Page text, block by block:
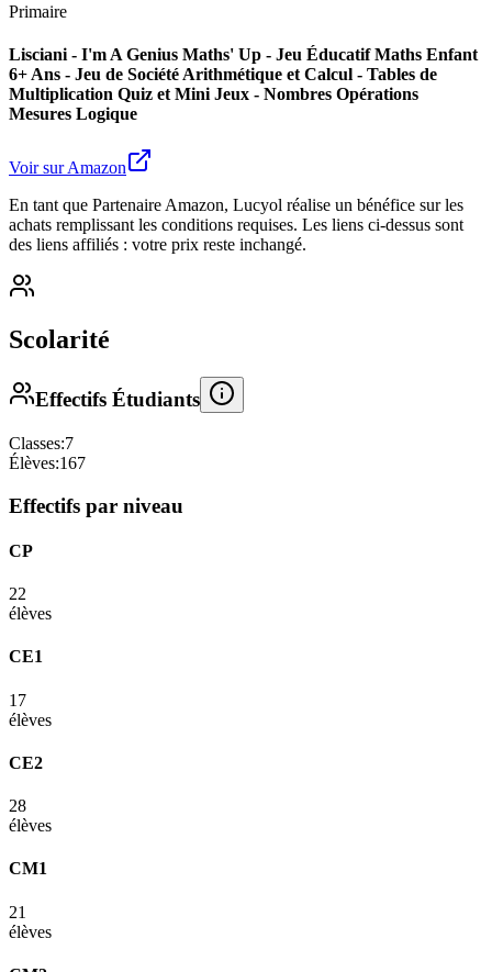
Primaire
Lisciani - I'm A Genius Maths' Up - Jeu Éducatif Maths Enfant
6+ Ans - Jeu de Société Arithmétique et Calcul - Tables de
Multiplication Quiz et Mini Jeux - Nombres Opérations
Mesures Logique
Voir sur Amazon
En tant que Partenaire Amazon, Lucyol réalise un bénéfice sur les
achats remplissant les conditions requises. Les liens ci-dessus sont
des liens affiliés : votre prix reste inchangé.
Scolarité
Effectifs Étudiants
Classes:7
Élèves:167
Effectifs par niveau
CP
22
élèves
CE1
17
élèves
CE2
28
élèves
CM1
21
élèves